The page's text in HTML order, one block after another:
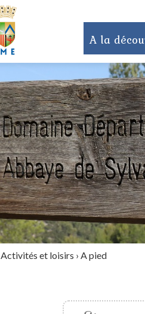
A la
Activités et loisirs › A pied